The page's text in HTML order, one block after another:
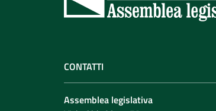
CONTATTI
Assemblea legislativa